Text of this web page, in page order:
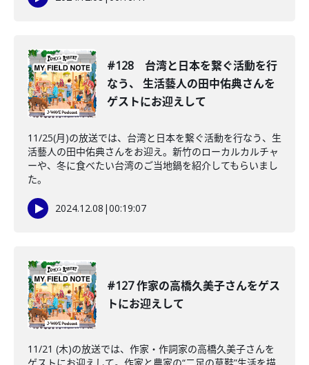
#128 台湾と日本を繋ぐ活動を行
なう、 生活藝人の田中佑典さんを
ゲストにお迎えして
11/25(月)の放送では、台湾と日本を繋ぐ活動を行なう、生
活藝人の田中佑典さんをお迎え。新竹のローカルカルチャ
ーや、冬に食べたい台湾のご当地鍋を紹介してもらいまし
た。
2024.12.08 |00:19:07
#127 作家の高橋久美子さんをゲス
トにお迎えして
11/21 (木)の放送では、作家・作詞家の高橋久美子さんを